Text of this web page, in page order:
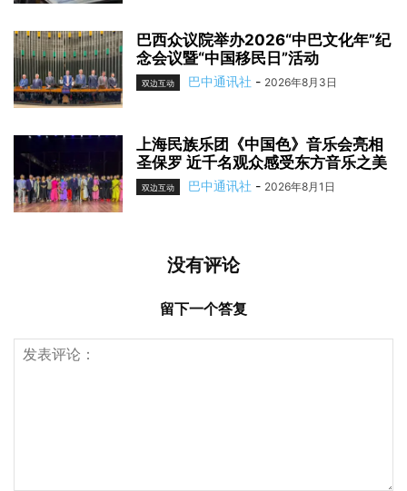
巴西众议院举办2026“中巴文化年”纪
念会议暨“中国移民日”活动
双边互动 巴中通讯社 - 2026年8月3日
上海民族乐团《中国色》音乐会亮相
圣保罗 近千名观众感受东方音乐之美
双边互动 巴中通讯社 - 2026年8月1日
没有评论
留下一个答复